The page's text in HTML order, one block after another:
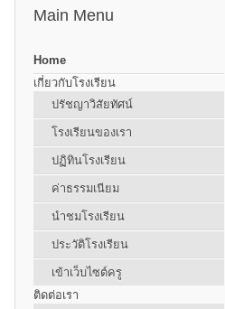
Main Menu
Home
เกี่ยวกับโรงเรียน
ปรัชญาวิสัยทัศน์
โรงเรียนของเรา
ปฏิทินโรงเรียน
ค่าธรรมเนียม
นำชมโรงเรียน
ประวัติโรงเรียน
เข้าเว็บไซต์ครู
ติดต่อเรา